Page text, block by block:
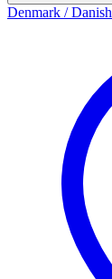
Denmark / Danish